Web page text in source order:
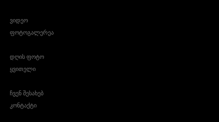
ვიდეო
ფოტოგალერეა
დღის ფოტო
ყვითელი
ჩვენ შესახებ
კონტაქტი